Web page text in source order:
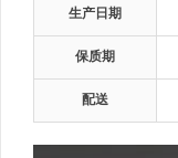
生产日期
保质期
配送